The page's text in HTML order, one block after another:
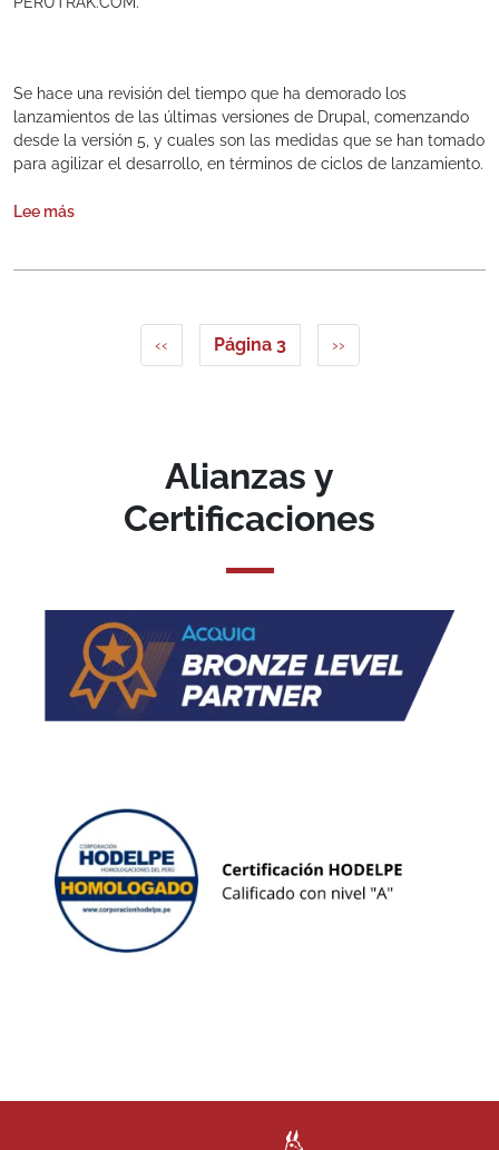
Se hace una revisión del tiempo que ha demorado los
lanzamientos de las últimas versiones de Drupal, comenzando
desde la versión 5, y cuales son las medidas que se han tomado
para agilizar el desarrollo, en términos de ciclos de lanzamiento.
Lee más
sobre Core Development Cycles
Página anterior
‹‹ Página 3 Siguiente página
››
Alianzas y
Certificaciones